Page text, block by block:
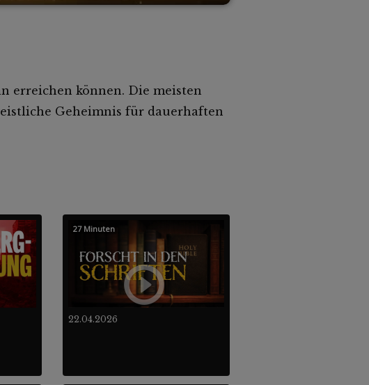
erreichen können. Die meisten
Geheimnis für dauerhaften
22.04.2026
27 Minuten